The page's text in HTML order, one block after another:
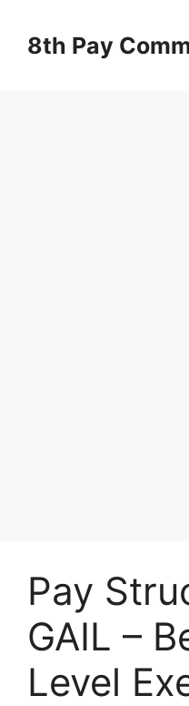
content8th Pay
Pay
GAIL –
Level